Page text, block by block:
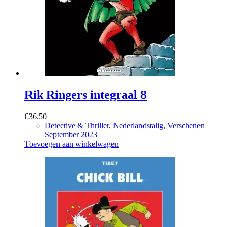
Rik Ringers integraal 8
€36.50
Detective & Thriller, Nederlandstalig, Verschenen
September 2023
Toevoegen aan winkelwagen